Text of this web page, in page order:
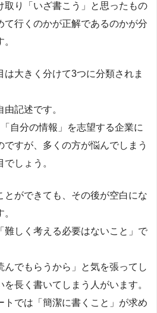
取り「いざ書こう」と思ったもの
て行くのかが正解であるのかが分
は大きく分けて3つに分類されま
記述です。
自分の情報」を志望する企業に
すが、多くの方が悩んでしまう
しょう。
とができても、その後が空白にな
難しく考える必要はないこと」で
んでもらうから」と気を張ってし
長く書いてしまう人がいます。
トでは「簡潔に書くこと」が求め